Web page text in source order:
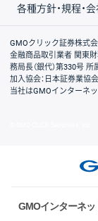
各種方針・規程・
取引規程・約款
サイトマップ
その他のご案内
個人情報保護方
最良執行方針
サイトのご利用
ディスクレイマ
信託保全
リスク説明
会社案内
GMOクリック証券株式
金融商品取引業者 関東
務局長（銀代）第330号
加入協会：日本証券業協
当社はGMOインターネッ
GMOインターネ